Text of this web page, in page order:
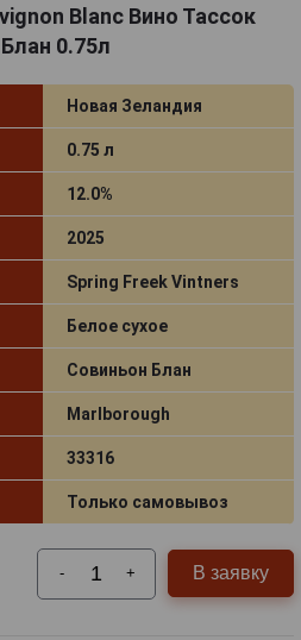
Blanc Вино Тассок
0.75л
Новая Зеландия
0.75 л
12.0%
2025
Spring Freek Vintners
Белое сухое
Совиньон Блан
Marlborough
33316
Только самовывоз
- + В заявку